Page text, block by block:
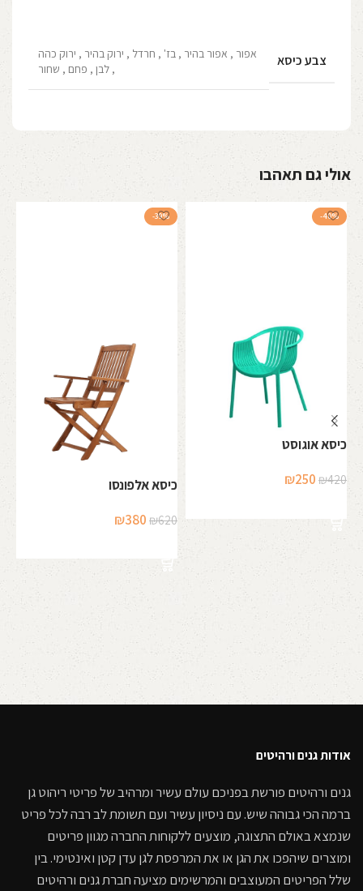
צבע כיסא אפור , אפור בהיר , בז' , חרדל , ירוק בהיר , ירוק כהה
, לבן , פחם , שחור
אולי גם תאהבו
-40%
כיסא אוגוסט
₪420
המחיר
היה:
₪250
-39%
כיסא אלפונסו
₪620
המחיר
היה:
₪620.
₪380
אודות גנים ורהיטים
גנים ורהיטים פורשת בפניכם עולם עשיר ומרהיב של פריטי ריהוט גן
ברמה הכי גבוהה שיש. עם ניסיון עשיר ועם תשומת לב רבה לכל פריט
שנמצא באולם התצוגה, מוצעים ללקוחות החברה מגוון פריטים
ומוצרים שיהפכו את הגן או את המרפסת לגן עדן קטן ואינטימי. בין
שלל הפריטים המעוצבים והמרשימים מציעה חברת גנים ורהיטים